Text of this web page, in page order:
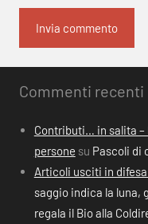
Commenti recenti
Contributi… in salita –
persone su Pascoli di
Articoli usciti in
saggio indica la luna,
regala il Bio alla